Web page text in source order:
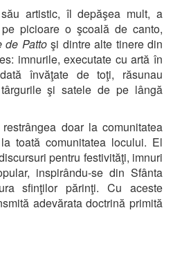
artistic, îl depăşea mult, a
picioare o şcoală de canto,
de Patto şi dintre alte tinere din
imnurile, executate cu artă în
învăţate de toţi, răsunau
şi satele de pe lângă
doar la comunitatea
toată comunitatea locului. El
pentru festivităţi, imnuri
inspirându-se din Sfânta
sfinţilor părinţi. Cu aceste
adevărata doctrină primită